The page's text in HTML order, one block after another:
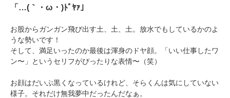
「…(｀・ω・)ﾄﾞﾔｧ」
お股からガンガン飛び出す土、土、土。放水でもしているかのよ
うな勢いです！
そして、満足いったのか最後は渾身のドヤ顔。「いい仕事したワ
ン〜」というセリフがぴったりな表情〜（笑）
お顔はだいぶ黒くなっているけれど、そらくんは気にしていない
様子。それだけ無我夢中だったんだなぁ。